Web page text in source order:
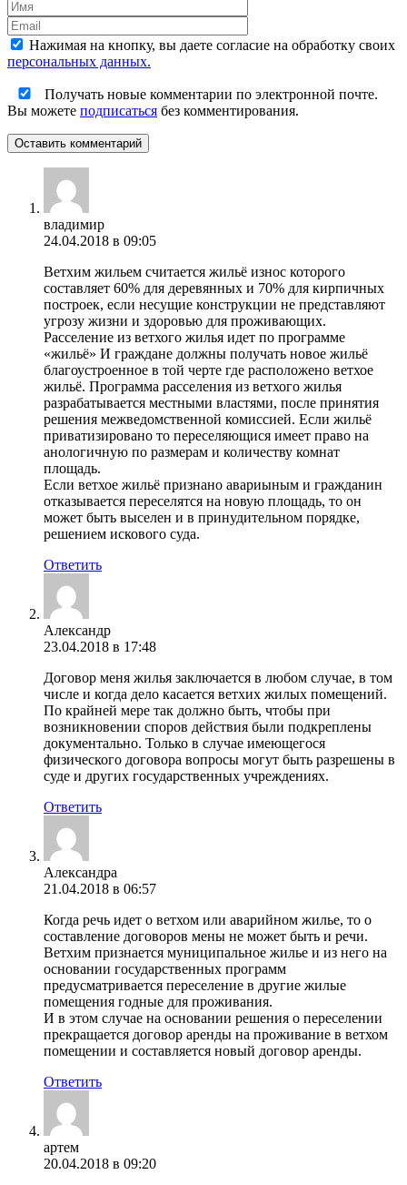
Нажимая на кнопку, вы даете согласие на обработку своих
персональных данных.
Получать новые комментарии по электронной почте.
Вы можете подписаться без комментирования.
Оставить комментарий
владимир
24.04.2018 в 09:05
Ветхим жильем считается жильё износ которого
составляет 60% для деревянных и 70% для кирпичных
построек, если несущие конструкции не представляют
угрозу жизни и здоровью для проживающих.
Расселение из ветхого жилья идет по программе
«жильё» И граждане должны получать новое жильё
благоустроенное в той черте где расположено ветхое
жильё. Программа расселения из ветхого жилья
разрабатывается местными властями, после принятия
решения межведомственной комиссией. Если жильё
приватизировано то переселяющися имеет право на
анологичную по размерам и количеству комнат
площадь.
Если ветхое жильё признано авариыным и гражданин
отказывается переселятся на новую площадь, то он
может быть выселен и в принудительном порядке,
решением искового суда.
Ответить
Александр
23.04.2018 в 17:48
Договор меня жилья заключается в любом случае, в том
числе и когда дело касается ветхих жилых помещений.
По крайней мере так должно быть, чтобы при
возникновении споров действия были подкреплены
документально. Только в случае имеющегося
физического договора вопросы могут быть разрешены в
суде и других государственных учреждениях.
Ответить
Александра
21.04.2018 в 06:57
Когда речь идет о ветхом или аварийном жилье, то о
составление договоров мены не может быть и речи.
Ветхим признается муниципальное жилье и из него на
основании государственных программ
предусматривается переселение в другие жилые
помещения годные для проживания.
И в этом случае на основании решения о переселении
прекращается договор аренды на проживание в ветхом
помещении и составляется новый договор аренды.
Ответить
артем
20.04.2018 в 09:20